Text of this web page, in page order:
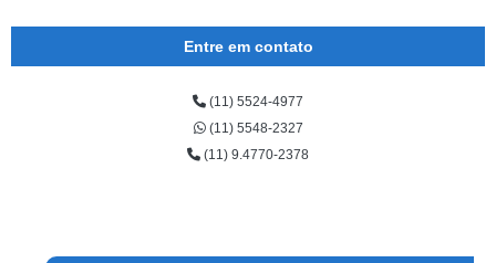
Entre em contato
(11) 5524-4977
(11) 5548-2327
(11) 9.4770-2378